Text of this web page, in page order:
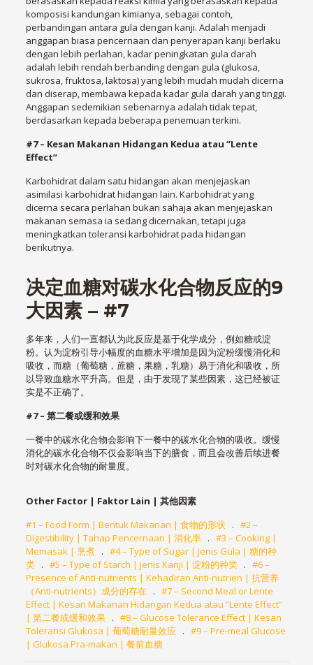
komposisi kandungan kimianya, sebagai contoh,
perbandingan antara gula dengan kanji. Adalah menjadi
anggapan biasa pencernaan dan penyerapan kanji berlaku
dengan lebih perlahan, kadar peningkatan gula darah
adalah lebih rendah berbanding dengan gula (glukosa,
sukrosa, fruktosa, laktosa) yang lebih mudah mudah dicerna
dan diserap, membawa kepada kadar gula darah yang tinggi.
Anggapan sedemikian sebenarnya adalah tidak tepat,
berdasarkan kepada beberapa penemuan terkini.
#7 – Kesan Makanan Hidangan Kedua atau “Lente
Effect”
Karbohidrat dalam satu hidangan akan menjejaskan
asimilasi karbohidrat hidangan lain. Karbohidrat yang
dicerna secara perlahan bukan sahaja akan menjejaskan
makanan semasa ia sedang dicernakan, tetapi juga
meningkatkan toleransi karbohidrat pada hidangan
berikutnya.
决定血糖对碳水化合物反应的9
大因素 – #7
多年来，人们一直都认为此反应是基于化学成分，例如糖或淀
粉。认为淀粉引导小幅度的血糖水平增加是因为淀粉缓慢消化和
吸收，而糖（葡萄糖，蔗糖，果糖，乳糖）易于消化和吸收，所
以导致血糖水平升高。但是，由于发现了某些因素，这已经被证
实是不正确了。
#7 – 第二餐或缓和效果
一餐中的碳水化合物会影响下一餐中的碳水化合物的吸收。缓慢
消化的碳水化合物不仅会影响当下的膳食，而且会改善后续进餐
时对碳水化合物的耐量度。
Other Factor | Faktor Lain | 其他因素
#1 – Food Form | Bentuk Makanan | 食物的形状 . #2 –
Digestibility | Tahap Pencernaan | 消化率. #3 – Cooking |
Memasak | 烹煮. #4 – Type of Sugar | Jenis Gula | 糖的种
类. #5 – Type of Starch | Jenis Kanji | 淀粉的种类. #6 –
Presence of Anti-nutrients | Kehadiran Anti-nutrien | 抗营养
（Anti-nutrients）成分的存在. #7 – Second Meal or Lente
Effect | Kesan Makanan Hidangan Kedua atau “Lente Effect”
| 第二餐或缓和效果. #8 – Glucose Tolerance Effect | Kesan
Toleransi Glukosa | 葡萄糖耐量效应. #9 – Pre-meal Glucose
| Glukosa Pra-makan | 餐前血糖